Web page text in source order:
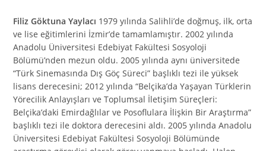
Filiz Göktuna Yaylacı 1979 yılında Salihli’de doğmuş, ilk, orta
ve lise eğitimlerini İzmir’de tamamlamıştır. 2002 yılında
Anadolu Üniversitesi Edebiyat Fakültesi Sosyoloji
Bölümü’nden mezun oldu. 2005 yılında aynı üniversitede
“Türk Sinemasında Dış Göç Süreci” başlıklı tezi ile yüksek
lisans derecesini; 2012 yılında “Belçika’da Yaşayan Türklerin
Yörecilik Anlayışları ve Toplumsal İletişim Süreçleri:
Belçika’daki Emirdağlılar ve Posoflulara İlişkin Bir Araştırma”
başlıklı tezi ile doktora derecesini aldı. 2005 yılında Anadolu
Üniversitesi Edebiyat Fakültesi Sosyoloji Bölümünde